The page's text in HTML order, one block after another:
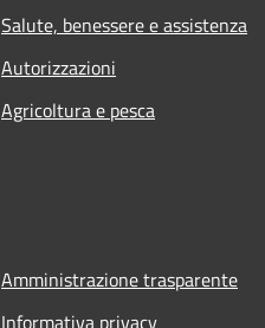
Salute, benessere e assistenza
Autorizzazioni
Agricoltura e pesca
Amministrazione trasparente
Informativa privacy